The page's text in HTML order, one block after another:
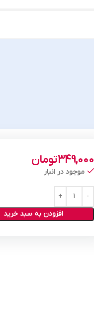
349,000تومان
موجود در انبار
افزودن به سبد خرید